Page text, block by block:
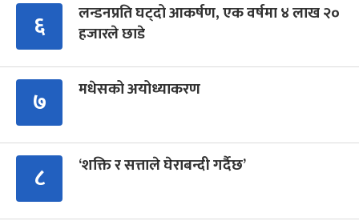
६
लन्डनप्रति घट्दो आकर्षण, एक वर्षमा ४ लाख २०
हजारले छाडे
७ मधेसको अयोध्याकरण
८ ‘शक्ति र सत्ताले घेराबन्दी गर्दैछ’